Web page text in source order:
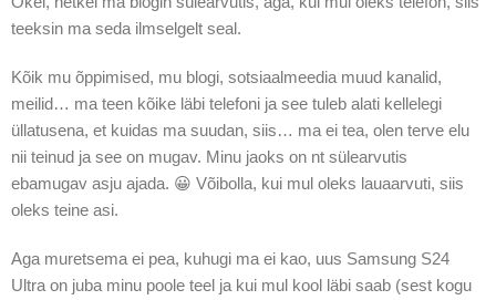
teeksin ma seda ilmselgelt seal.
Kõik mu õppimised, mu blogi, sotsiaalmeedia muud kanalid,
meilid… ma teen kõike läbi telefoni ja see tuleb alati kellelegi
üllatusena, et kuidas ma suudan, siis… ma ei tea, olen terve elu
nii teinud ja see on mugav. Minu jaoks on nt sülearvutis
ebamugav asju ajada. 😀 Võibolla, kui mul oleks lauaarvuti, siis
oleks teine asi.
Aga muretsema ei pea, kuhugi ma ei kao, uus Samsung S24
Ultra on juba minu poole teel ja kui mul kool läbi saab (sest kogu